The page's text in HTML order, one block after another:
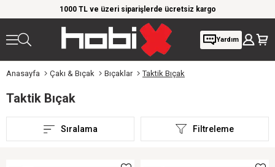
1000 TL ve üzeri siparişlerde ücretsiz kargo
Yardım
Anasayfa Çakı & Bıçak Bıçaklar Taktik Bıçak
Taktik Bıçak
Filtreleme
Sıralama